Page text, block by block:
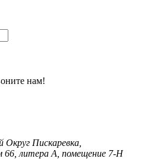
нам!
Пискаревка,
66, литера А, помещение 7-Н